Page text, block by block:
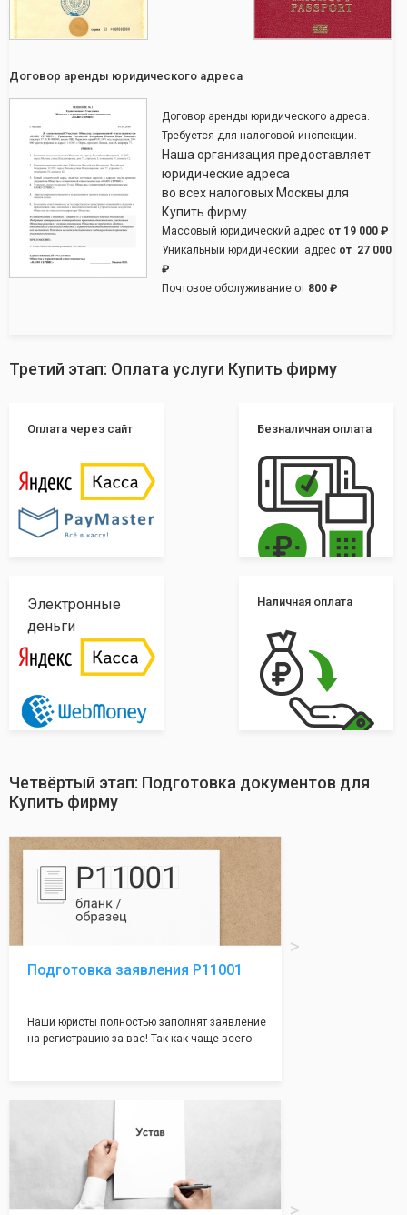
Договор аренды юридического адреса
Договор аренды юридического адреса.
Требуется для налоговой инспекции.
Наша организация предоставляет
юридические адреса
во всех налоговых Москвы для
Купить фирму
Массовый юридический адрес от 19 000 ₽
Уникальный юридический адрес от 27 000
₽
Почтовое обслуживание от 800 ₽
Третий этап: Оплата услуги Купить фирму
Оплата через сайт Безналичная оплата
Электронные
деньги
Наличная оплата
Четвёртый этап: Подготовка документов для
Купить фирму
Подготовка заявления Р11001
Наши юристы полностью заполнят заявление
на регистрацию за вас! Так как чаще всего
большая часть отказов - наши юристы с
оформление самого сложного документа на
себя! Многолетний опыт работы наших
юристов позволяет оформлять заявление без
ошибок, тем самым гарантируя вам
успешную регистрацию в налоговой